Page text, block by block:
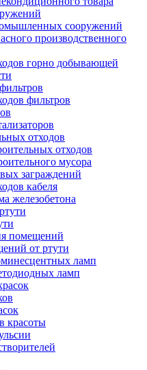
сооружений
производственного
горно добывающей
фильтров
отходов
отходов
мусора
заграждений
кабеля
железобетона
помещений
от ртути
ламп
ламп
красоты